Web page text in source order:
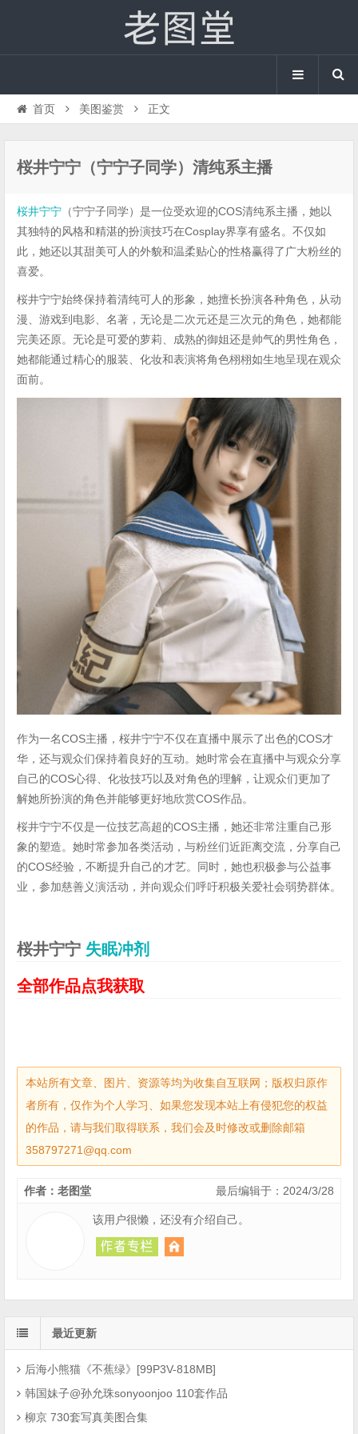
首页 美图鉴赏 正文
桜井宁宁（宁宁子同学）清纯系主播
桜井宁宁 （宁宁子同学）是一位受欢迎的COS清纯系主播，她以
其独特的风格和精湛的扮演技巧在Cosplay界享有盛名。不仅如
此，她还以其甜美可人的外貌和温柔贴心的性格赢得了广大粉丝的
喜爱。
桜井宁宁始终保持着清纯可人的形象，她擅长扮演各种角色，从动
漫、游戏到电影、名著，无论是二次元还是三次元的角色，她都能
完美还原。无论是可爱的萝莉、成熟的御姐还是帅气的男性角色，
她都能通过精心的服装、化妆和表演将角色栩栩如生地呈现在观众
面前。
作为一名COS主播，桜井宁宁不仅在直播中展示了出色的COS才
华，还与观众们保持着良好的互动。她时常会在直播中与观众分享
自己的COS心得、化妆技巧以及对角色的理解，让观众们更加了
解她所扮演的角色并能够更好地欣赏COS作品。
桜井宁宁不仅是一位技艺高超的COS主播，她还非常注重自己形
象的塑造。她时常参加各类活动，与粉丝们近距离交流，分享自己
的COS经验，不断提升自己的才艺。同时，她也积极参与公益事
业，参加慈善义演活动，并向观众们呼吁积极关爱社会弱势群体。
桜井宁宁 失眠冲剂
全部作品点我获取
本站所有文章、图片、资源等均为收集自互联网；版权归原作
者所有，仅作为个人学习、如果您发现本站上有侵犯您的权益
的作品，请与我们取得联系，我们会及时修改或删除邮箱
358797271@qq.com
最后编辑于：2024/3/28
作者：老图堂
该用户很懒，还没有介绍自己。
最近更新
后海小熊猫《不蕉绿》[99P3V-818MB]
韩国妹子@孙允珠sonyoonjoo 110套作品
柳京 730套写真美图合集